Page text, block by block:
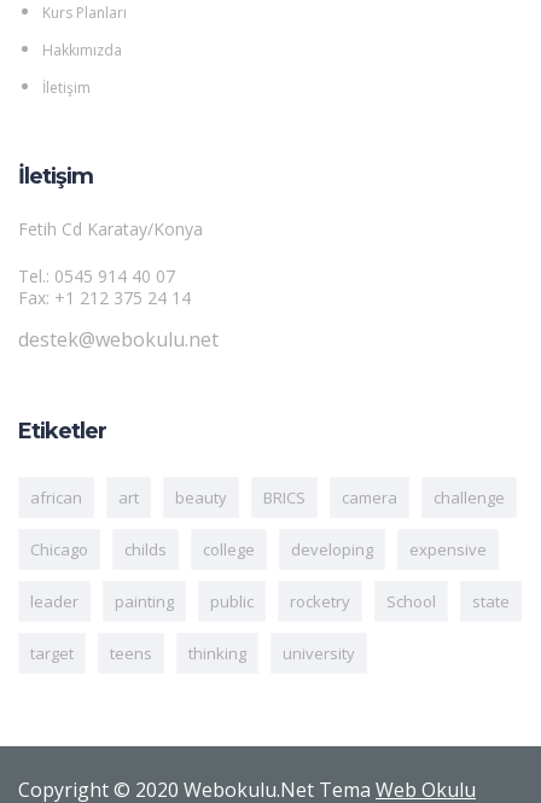
Kurs Planları
Hakkımızda
İletişim
İletişim
Fetih Cd Karatay/Konya
Tel.: 0545 914 40 07
Fax: +1 212 375 24 14
destek@webokulu.net
Etiketler
african art beauty BRICS camera challenge
Chicago childs college developing expensive
leader painting public rocketry School state
target teens thinking university
Copyright © 2020 Webokulu.Net Tema Web Okulu